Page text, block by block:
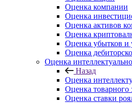
Оценка компании
Оценка
Оценка активов
Оценка
Оценка убытков
Оценка
Оценка
Назад
Оценка
Оценка товарного
Оценка ставки